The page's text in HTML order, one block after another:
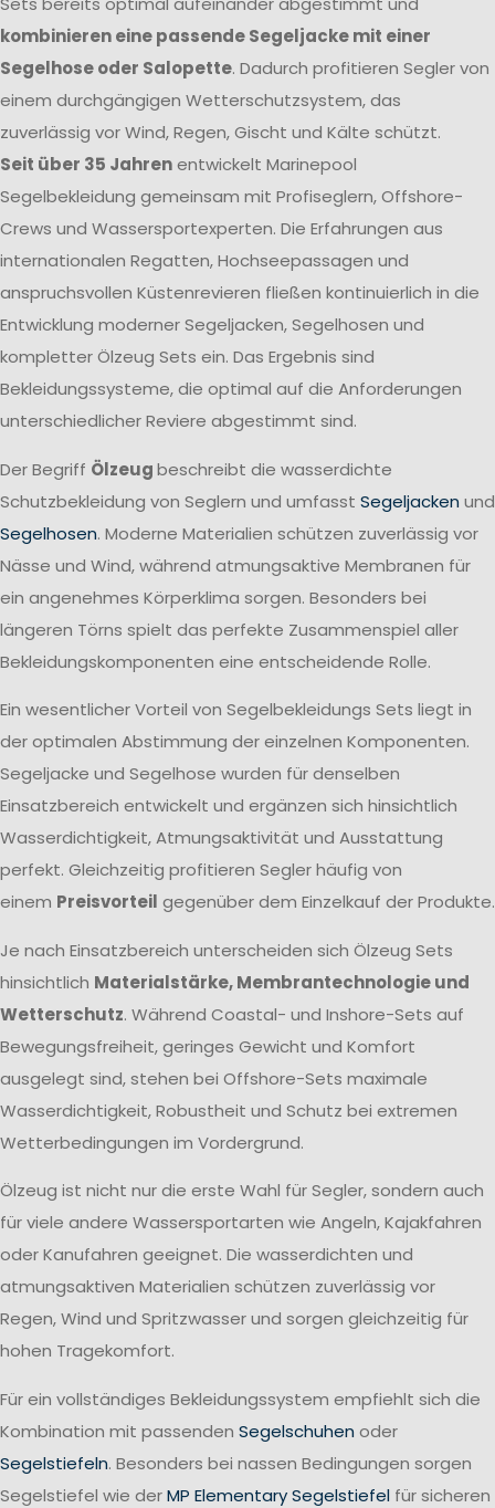
kombinieren eine passende Segeljacke mit einer
Segelhose oder Salopette. Dadurch profitieren Segler von
einem durchgängigen Wetterschutzsystem, das
zuverlässig vor Wind, Regen, Gischt und Kälte schützt.
Seit über 35 Jahrenentwickelt Marinepool
Segelbekleidung gemeinsam mit Profiseglern, Offshore-
Crews und Wassersportexperten. Die Erfahrungen aus
internationalen Regatten, Hochseepassagen und
anspruchsvollen Küstenrevieren fließen kontinuierlich in die
Entwicklung moderner Segeljacken, Segelhosen und
kompletter Ölzeug Sets ein. Das Ergebnis sind
Bekleidungssysteme, die optimal auf die Anforderungen
unterschiedlicher Reviere abgestimmt sind.
Der Begriff Ölzeugbeschreibt die wasserdichte
Schutzbekleidung von Seglern und umfasst Segeljacken und
Segelhosen. Moderne Materialien schützen zuverlässig vor
Nässe und Wind, während atmungsaktive Membranen für
ein angenehmes Körperklima sorgen. Besonders bei
längeren Törns spielt das perfekte Zusammenspiel aller
Bekleidungskomponenten eine entscheidende Rolle.
Ein wesentlicher Vorteil von Segelbekleidungs Sets liegt in
der optimalen Abstimmung der einzelnen Komponenten.
Segeljacke und Segelhose wurden für denselben
Einsatzbereich entwickelt und ergänzen sich hinsichtlich
Wasserdichtigkeit, Atmungsaktivität und Ausstattung
perfekt. Gleichzeitig profitieren Segler häufig von
einem Preisvorteil gegenüber dem Einzelkauf der Produkte.
Je nach Einsatzbereich unterscheiden sich Ölzeug Sets
hinsichtlich Materialstärke, Membrantechnologie und
Wetterschutz. Während Coastal- und Inshore-Sets auf
Bewegungsfreiheit, geringes Gewicht und Komfort
ausgelegt sind, stehen bei Offshore-Sets maximale
Wasserdichtigkeit, Robustheit und Schutz bei extremen
Wetterbedingungen im Vordergrund.
Ölzeug ist nicht nur die erste Wahl für Segler, sondern auch
für viele andere Wassersportarten wie Angeln, Kajakfahren
oder Kanufahren geeignet. Die wasserdichten und
atmungsaktiven Materialien schützen zuverlässig vor
Regen, Wind und Spritzwasser und sorgen gleichzeitig für
hohen Tragekomfort.
Für ein vollständiges Bekleidungssystem empfiehlt sich die
Kombination mit passenden Segelschuhen oder
Segelstiefeln. Besonders bei nassen Bedingungen sorgen
Segelstiefel wie derMP Elementary Segelstiefel für sicheren